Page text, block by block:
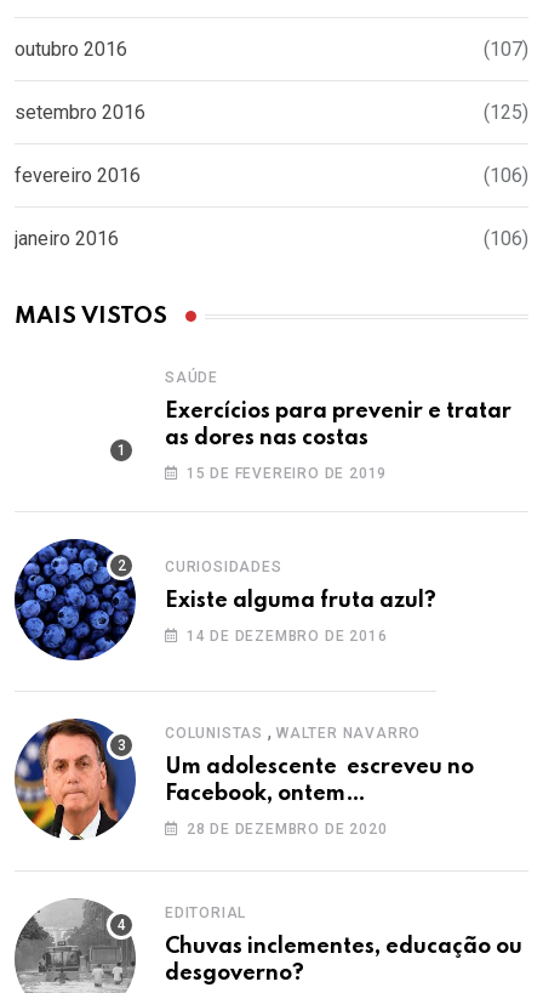
outubro 2016 (107)
setembro 2016 (125)
fevereiro 2016 (106)
janeiro 2016 (106)
MAIS VISTOS
SAÚDE
Exercícios para prevenir e tratar
as dores nas costas
15 DE FEVEREIRO DE 2019
CURIOSIDADES
Existe alguma fruta azul?
14 DE DEZEMBRO DE 2016
COLUNISTAS , WALTER NAVARRO
Um adolescente escreveu no
Facebook, ontem…
28 DE DEZEMBRO DE 2020
EDITORIAL
Chuvas inclementes, educação ou
desgoverno?